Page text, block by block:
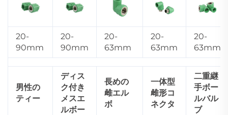
20-
90mm
20-
90mm
20-
63mm
20-
63mm
20-
63mm
男性の
ティー
ディス
ク付き
メスエ
ルボー
長めの
雌エル
ボ
一体型
雌形コ
ネクタ
二重継
手ボー
ルバル
ブ